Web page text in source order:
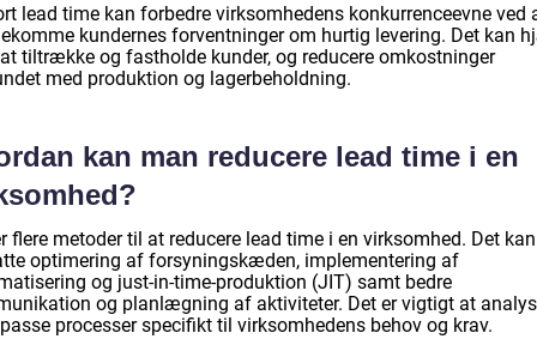
lead time kan forbedre virksomhedens konkurrenceevne ved
kundernes forventninger om hurtig levering. Det kan
tiltrække og fastholde kunder, og reducere omkostninger
med produktion og lagerbeholdning.
kan man reducere lead time i en
flere metoder til at reducere lead time i en virksomhed. Det kan
optimering af forsyningskæden, implementering af
og just-in-time-produktion (JIT) samt bedre
og planlægning af aktiviteter. Det er vigtigt at
processer specifikt til virksomhedens behov og krav.